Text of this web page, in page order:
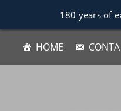
180 years of
HOME